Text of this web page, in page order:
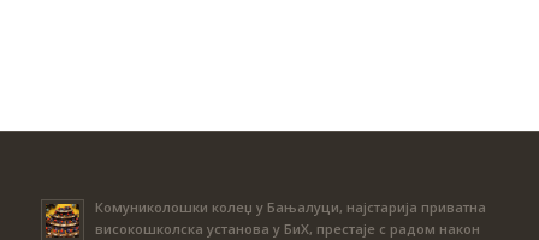
Комуниколошки колеџ у Бањалуци, најстарија приватна
високошколска установа у БиХ, престаје с радом након